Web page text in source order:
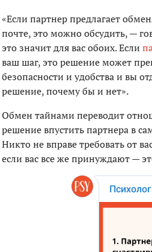
«Если партнер предлагает
почте, это можно обсудить, —
это значит для вас обоих. Если
ваш шаг, это решение может
безопасности и удобства и вы
решение, почему бы и нет».
Обмен тайнами переводит
решение впустить партнера в
Никто не вправе требовать от
если вас все же принуждают —